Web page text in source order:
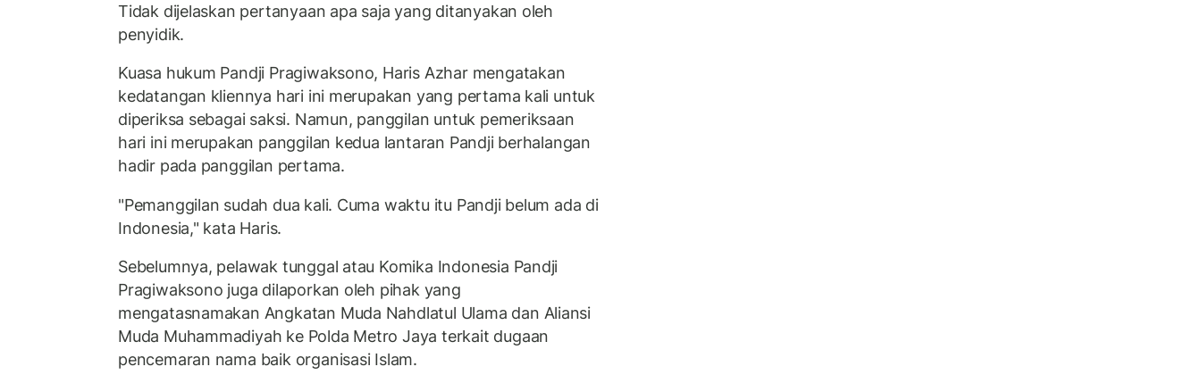
Tidak dijelaskan pertanyaan apa saja yang ditanyakan oleh
penyidik.
Kuasa hukum Pandji Pragiwaksono, Haris Azhar mengatakan
kedatangan kliennya hari ini merupakan yang pertama kali untuk
diperiksa sebagai saksi. Namun, panggilan untuk pemeriksaan
hari ini merupakan panggilan kedua lantaran Pandji berhalangan
hadir pada panggilan pertama.
"Pemanggilan sudah dua kali. Cuma waktu itu Pandji belum ada di
Indonesia," kata Haris.
Sebelumnya, pelawak tunggal atau Komika Indonesia Pandji
Pragiwaksono juga dilaporkan oleh pihak yang
mengatasnamakan Angkatan Muda Nahdlatul Ulama dan Aliansi
Muda Muhammadiyah ke Polda Metro Jaya terkait dugaan
pencemaran nama baik organisasi Islam.